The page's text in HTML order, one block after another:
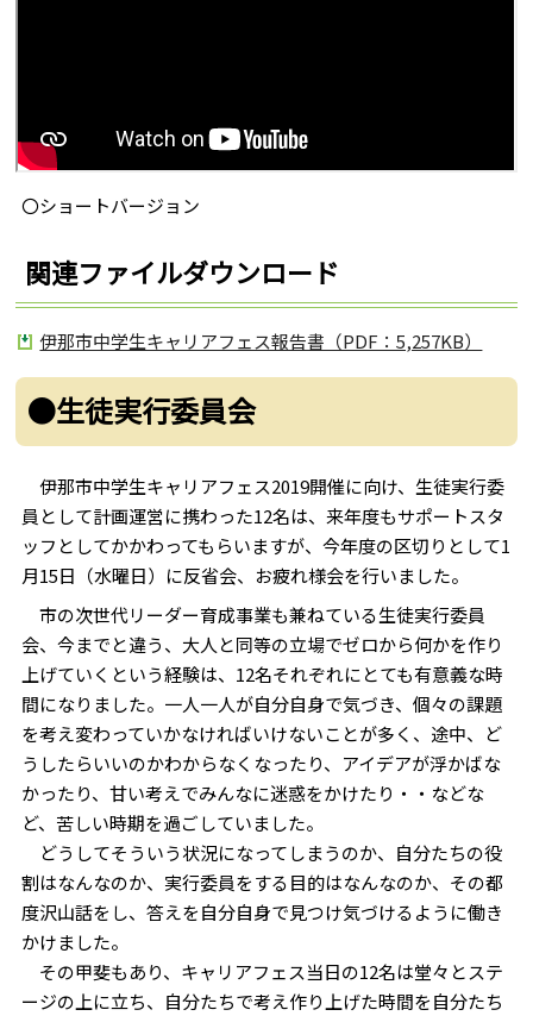
〇ショートバージョン
関連ファイルダウンロード
伊那市中学生キャリアフェス報告書（PDF：5,257KB）
●生徒実行委員会
伊那市中学生キャリアフェス2019開催に向け、生徒実行委
員として計画運営に携わった12名は、来年度もサポートスタ
ッフとしてかかわってもらいますが、今年度の区切りとして1
月15日（水曜日）に反省会、お疲れ様会を行いました。
市の次世代リーダー育成事業も兼ねている生徒実行委員
会、今までと違う、大人と同等の立場でゼロから何かを作り
上げていくという経験は、12名それぞれにとても有意義な時
間になりました。一人一人が自分自身で気づき、個々の課題
を考え変わっていかなければいけないことが多く、途中、ど
うしたらいいのかわからなくなったり、アイデアが浮かばな
かったり、甘い考えでみんなに迷惑をかけたり・・などな
ど、苦しい時期を過ごしていました。
どうしてそういう状況になってしまうのか、自分たちの役
割はなんなのか、実行委員をする目的はなんなのか、その都
度沢山話をし、答えを自分自身で見つけ気づけるように働き
かけました。
その甲斐もあり、キャリアフェス当日の12名は堂々とステ
ージの上に立ち、自分たちで考え作り上げた時間を自分たち